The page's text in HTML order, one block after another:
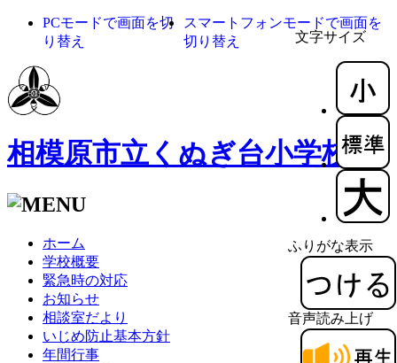
文字サイズ
ふりがな表示
音声読み上げ
PCモードで画面を切
り替え
スマートフォンモードで画面を
切り替え
相模原市立くぬぎ台小学校
ホーム
学校概要
緊急時の対応
お知らせ
相談室だより
いじめ防止基本方針
年間行事